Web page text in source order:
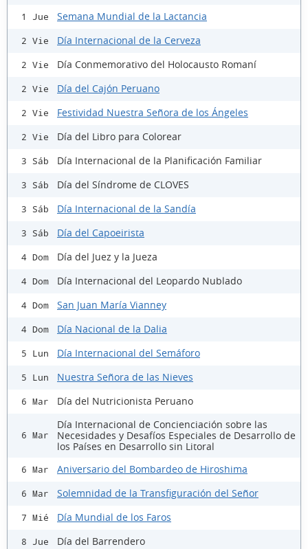
1 Jue Semana Mundial de la Lactancia
2 Vie Día Internacional de la Cerveza
2 Vie Día Conmemorativo del Holocausto Romaní
2 Vie Día del Cajón Peruano
2 Vie Festividad Nuestra Señora de los Ángeles
2 Vie Día del Libro para Colorear
3 Sáb Día Internacional de la Planificación Familiar
3 Sáb Día del Síndrome de CLOVES
3 Sáb Día Internacional de la Sandía
3 Sáb Día del Capoeirista
4 Dom Día del Juez y la Jueza
4 Dom Día Internacional del Leopardo Nublado
4 Dom San Juan María Vianney
4 Dom Día Nacional de la Dalia
5 Lun Día Internacional del Semáforo
5 Lun Nuestra Señora de las Nieves
6 Mar Día del Nutricionista Peruano
6 Mar
Día Internacional de Concienciación sobre las
Necesidades y Desafíos Especiales de Desarrollo de
los Países en Desarrollo sin Litoral
6 Mar Aniversario del Bombardeo de Hiroshima
6 Mar Solemnidad de la Transfiguración del Señor
7 Mié Día Mundial de los Faros
8 Jue Día del Barrendero